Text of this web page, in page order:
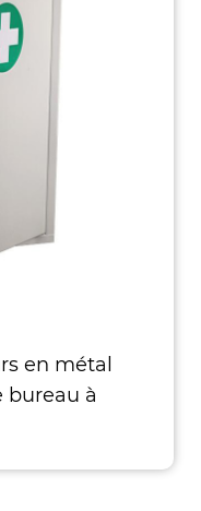
en métal
bureau à